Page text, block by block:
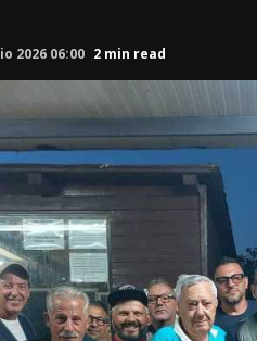
2026 06:00 2 min read